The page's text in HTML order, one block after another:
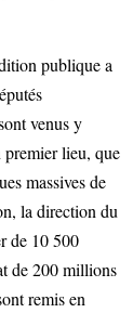
publique a
venus y
premier lieu, que
massives de
la direction du
de 10 500
de 200 millions
remis en